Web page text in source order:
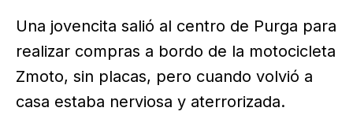
Una jovencita salió al centro de Purga para
realizar compras a bordo de la motocicleta
Zmoto, sin placas, pero cuando volvió a
casa estaba nerviosa y aterrorizada.